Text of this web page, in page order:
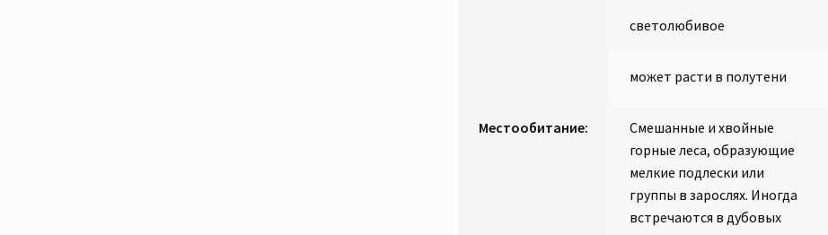
светолюбивое
может расти в полутени
Местообитание:
Смешанные и хвойные
горные леса, образующие
мелкие подлески или
группы в зарослях. Иногда
встречаются в дубовых